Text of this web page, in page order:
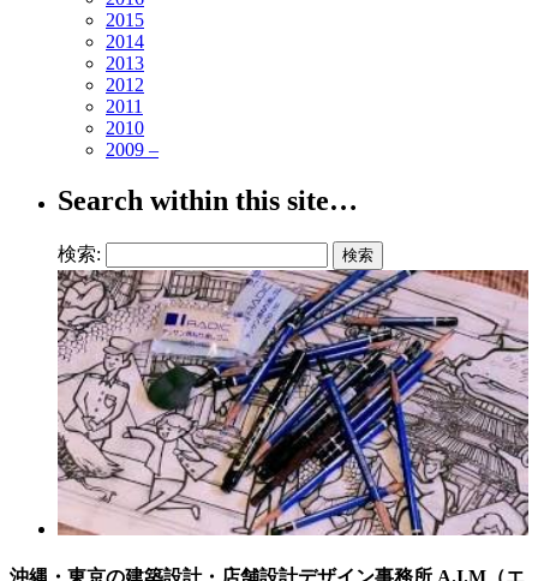
2015
2014
2013
2012
2011
2010
2009 –
Search within this site…
検索:
沖縄・東京の建築設計・店舗設計デザイン事務所 A.I.M（エ